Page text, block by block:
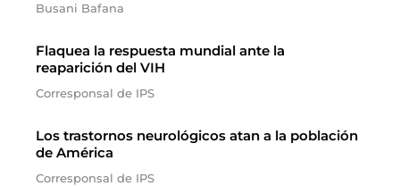
Busani Bafana
Flaquea la respuesta mundial ante la
reaparición del VIH
Corresponsal de IPS
Los trastornos neurológicos atan a la población
de América
Corresponsal de IPS